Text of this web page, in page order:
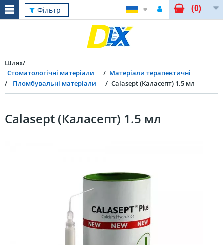
Фільтр (0)
Шлях
Стоматологічні матеріали
Матеріали терапевтичні
Пломбувальні матеріали
Calasept (Каласепт) 1.5 мл
Calasept (Каласепт) 1.5 мл